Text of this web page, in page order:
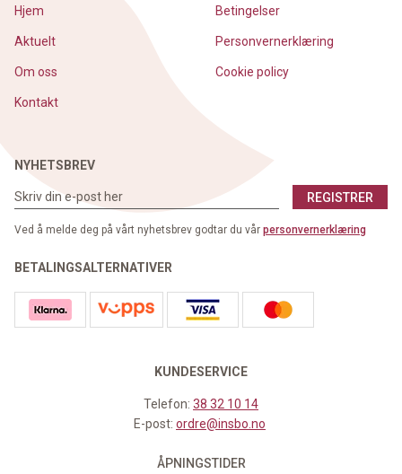
Hjem
Aktuelt
Om oss
Kontakt
Betingelser
Personvernerklæring
Cookie policy
NYHETSBREV
REGISTRER
Ved å melde deg på vårt nyhetsbrev godtar du vår personvernerklæring
BETALINGSALTERNATIVER
KUNDESERVICE
Telefon: 38 32 10 14
E-post: ordre@insbo.no
ÅPNINGSTIDER